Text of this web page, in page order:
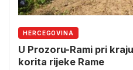
HERCEGOVINA
U Prozoru-Rami pri
korita rijeke Rame